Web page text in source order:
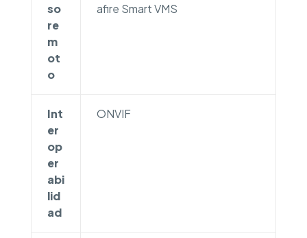
so
re
m
ot
o
afire Smart VMS
Int
er
op
er
abi
lid
ad
ONVIF